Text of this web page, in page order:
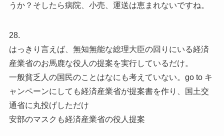
うか？そしたら病院、小売、運送は恵まれないですね。
28.
はっきり言えば、無知無能な総理大臣の回りにいる経済
産業省のお馬鹿な役人の提案を実行しているだけ。
一般貧乏人の国民のことはなにも考えていない。go to キ
ャンペーンにしても経済産業省が提案書を作り、国土交
通省に丸投げしただけ
安部のマスクも経済産業省の役人提案